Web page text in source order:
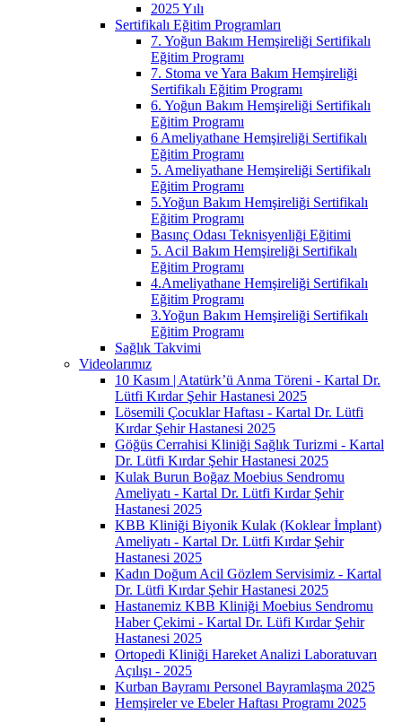
2025 Yılı
Sertifikalı Eğitim Programları
7. Yoğun Bakım Hemşireliği Sertifikalı
Eğitim Programı
7. Stoma ve Yara Bakım Hemşireliği
Sertifikalı Eğitim Programı
6. Yoğun Bakım Hemşireliği Sertifikalı
Eğitim Programı
6 Ameliyathane Hemşireliği Sertifikalı
Eğitim Programı
5. Ameliyathane Hemşireliği Sertifikalı
Eğitim Programı
5.Yoğun Bakım Hemşireliği Sertifikalı
Eğitim Programı
Basınç Odası Teknisyenliği Eğitimi
5. Acil Bakım Hemşireliği Sertifikalı
Eğitim Programı
4.Ameliyathane Hemşireliği Sertifikalı
Eğitim Programı
3.Yoğun Bakım Hemşireliği Sertifikalı
Eğitim Programı
Sağlık Takvimi
Videolarımız
10 Kasım | Atatürk’ü Anma Töreni - Kartal Dr.
Lütfi Kırdar Şehir Hastanesi 2025
Lösemili Çocuklar Haftası - Kartal Dr. Lütfi
Kırdar Şehir Hastanesi 2025
Göğüs Cerrahisi Kliniği Sağlık Turizmi - Kartal
Dr. Lütfi Kırdar Şehir Hastanesi 2025
Kulak Burun Boğaz Moebius Sendromu
Ameliyatı - Kartal Dr. Lütfi Kırdar Şehir
Hastanesi 2025
KBB Kliniği Biyonik Kulak (Koklear İmplant)
Ameliyatı - Kartal Dr. Lütfi Kırdar Şehir
Hastanesi 2025
Kadın Doğum Acil Gözlem Servisimiz - Kartal
Dr. Lütfi Kırdar Şehir Hastanesi 2025
Hastanemiz KBB Kliniği Moebius Sendromu
Haber Çekimi - Kartal Dr. Lüfi Kırdar Şehir
Hastanesi 2025
Ortopedi Kliniği Hareket Analizi Laboratuvarı
Açılışı - 2025
Kurban Bayramı Personel Bayramlaşma 2025
Hemşireler ve Ebeler Haftası Programı 2025